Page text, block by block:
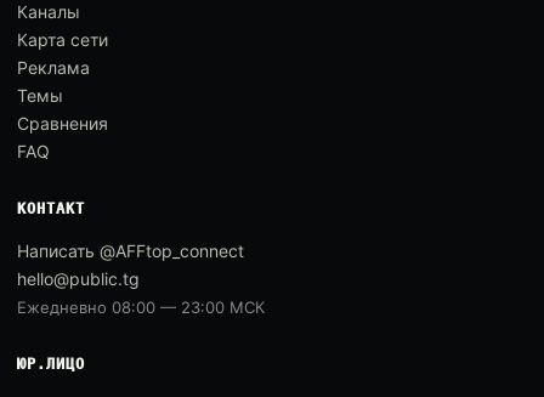
Каналы
Карта сети
Реклама
Темы
Сравнения
FAQ
КОНТАКТ
Написать @AFFtop_connect
hello@public.tg
Ежедневно 08:00 — 23:00 МСК
ЮР.ЛИЦО